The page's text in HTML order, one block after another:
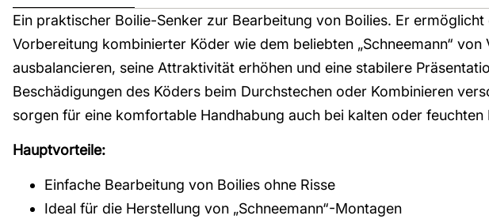
Ein praktischer Boilie-Senker zur Bearbeitung von Boilies. Er
Vorbereitung kombinierter Köder wie dem beliebten „Schneemann“
ausbalancieren, seine Attraktivität erhöhen und eine stabilere
Beschädigungen des Köders beim Durchstechen oder Kombinieren
sorgen für eine komfortable Handhabung auch bei kalten oder feuchten
Hauptvorteile:
Einfache Bearbeitung von Boilies ohne Risse
Ideal für die Herstellung von „Schneemann“-Montagen